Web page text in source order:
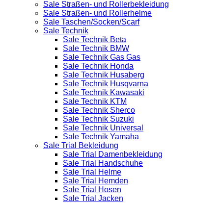
Sale Straßen- und Rollerbekleidung
Sale Straßen- und Rollerhelme
Sale Taschen/Socken/Scarf
Sale Technik
Sale Technik Beta
Sale Technik BMW
Sale Technik Gas Gas
Sale Technik Honda
Sale Technik Husaberg
Sale Technik Husqvarna
Sale Technik Kawasaki
Sale Technik KTM
Sale Technik Sherco
Sale Technik Suzuki
Sale Technik Universal
Sale Technik Yamaha
Sale Trial Bekleidung
Sale Trial Damenbekleidung
Sale Trial Handschuhe
Sale Trial Helme
Sale Trial Hemden
Sale Trial Hosen
Sale Trial Jacken